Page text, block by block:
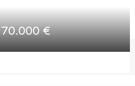
70.000 €